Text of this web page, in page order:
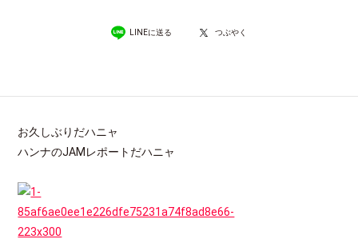
LINEに送る つぶやく
お久しぶりだハニャ
ハンナのJAMレポートだハニャ